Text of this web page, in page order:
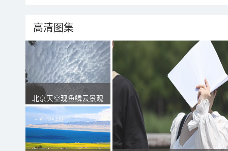
高清图集
北京天空现鱼鳞云景观